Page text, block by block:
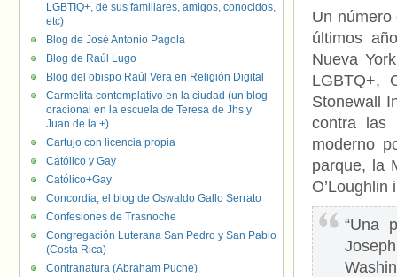
Un número
últimos
Nueva
LGBTQ+,
Stonewall
contra las
moderno
parque, la
“Una
LGBTIQ+, de sus familiares, amigos, conocidos,
etc)
Blog de José Antonio Pagola
Blog de Raúl Lugo
Blog del obispo Raúl Vera en Religión Digital
Carmelita contemplativo en la ciudad (un blog
oracional en la escuela de Teresa de Jhs y
Juan de la +)
Cartujo con licencia propia
Católico y Gay
Católico+Gay
Concordia, el blog de Oswaldo Gallo Serrato
Confesiones de Trasnoche
Congregación Luterana San Pedro y San Pablo
(Costa Rica)
Contranatura (Abraham Puche)